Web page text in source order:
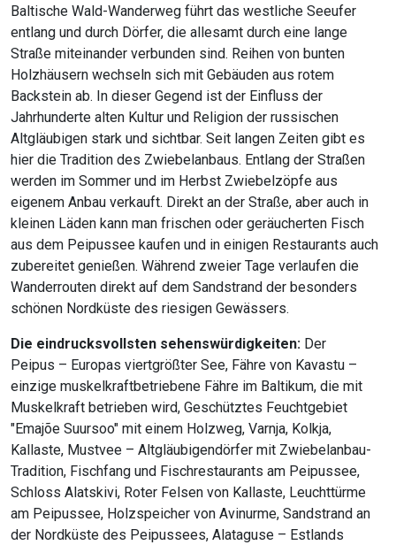
Baltische Wald-Wanderweg führt das westliche Seeufer
entlang und durch Dörfer, die allesamt durch eine lange
Straße miteinander verbunden sind. Reihen von bunten
Holzhäusern wechseln sich mit Gebäuden aus rotem
Backstein ab. In dieser Gegend ist der Einfluss der
Jahrhunderte alten Kultur und Religion der russischen
Altgläubigen stark und sichtbar. Seit langen Zeiten gibt es
hier die Tradition des Zwiebelanbaus. Entlang der Straßen
werden im Sommer und im Herbst Zwiebelzöpfe aus
eigenem Anbau verkauft. Direkt an der Straße, aber auch in
kleinen Läden kann man frischen oder geräucherten Fisch
aus dem Peipussee kaufen und in einigen Restaurants auch
zubereitet genießen. Während zweier Tage verlaufen die
Wanderrouten direkt auf dem Sandstrand der besonders
schönen Nordküste des riesigen Gewässers.
Die eindrucksvollsten sehenswürdigkeiten: Der
Peipus – Europas viertgrößter See, Fähre von Kavastu –
einzige muskelkraftbetriebene Fähre im Baltikum, die mit
Muskelkraft betrieben wird, Geschütztes Feuchtgebiet
"Emajõe Suursoo" mit einem Holzweg, Varnja, Kolkja,
Kallaste, Mustvee – Altgläubigendörfer mit Zwiebelanbau-
Tradition, Fischfang und Fischrestaurants am Peipussee,
Schloss Alatskivi, Roter Felsen von Kallaste, Leuchttürme
am Peipussee, Holzspeicher von Avinurme, Sandstrand an
der Nordküste des Peipussees, Alataguse – Estlands